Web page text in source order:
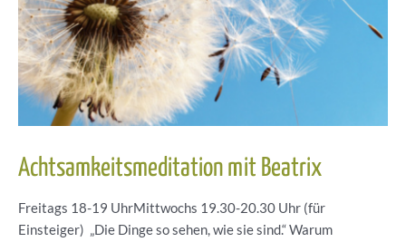
Achtsamkeitsmeditation mit Beatrix
Freitags 18-19 UhrMittwochs 19.30-20.30 Uhr (für
Einsteiger) „Die Dinge so sehen, wie sie sind.“ Warum